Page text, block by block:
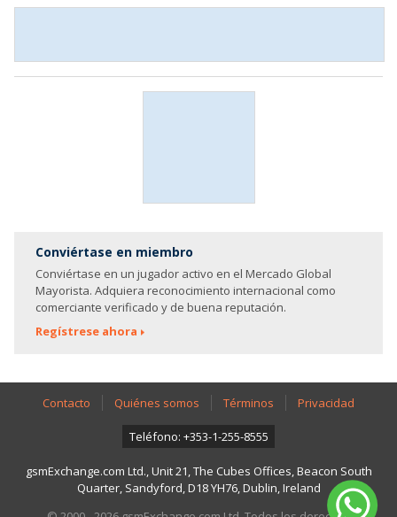
Conviértase en miembro
Conviértase en un jugador activo en el Mercado Global
Mayorista. Adquiera reconocimiento internacional como
comerciante verificado y de buena reputación.
Regístrese ahora
Contacto Quiénes somos Términos Privacidad
Teléfono: +353-1-255-8555
gsmExchange.com Ltd., Unit 21, The Cubes Offices, Beacon South
Quarter, Sandyford, D18 YH76, Dublin, Ireland